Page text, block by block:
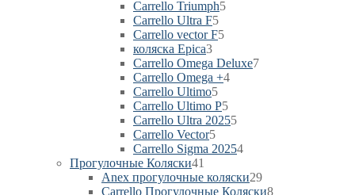
товара
Carrello Triumph55
Carrello Ultra F55
товаров
Carrello vector F55
коляска Epica33
товара
Carrello Omega Deluxe77
Carrello Omega +44
Carrello Ultimo55
товаров
Carrello Ultimo P55
товаров
Carrello Ultra 202555
Carrello Vector55
товаров
Сarrello Sigma 202544
Прогулочные Коляски41
товар
Anex прогулочные коляски2929
товаров
Carrello Прогулочные Коляски88